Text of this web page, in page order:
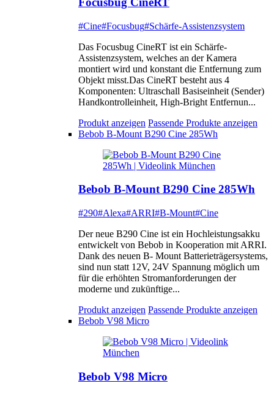
#Cine#Focusbug#Schärfe-Assistenzsystem
Das Focusbug CineRT ist ein Schärfe-
Assistenzsystem, welches an der Kamera
montiert wird und konstant die Entfernung zum
Objekt misst.Das CineRT besteht aus 4
Komponenten: Ultraschall Basiseinheit (Sender)
Handkontrolleinheit, High-Bright Entfernun...
Produkt anzeigen Passende Produkte anzeigen
Bebob B-Mount B290 Cine 285Wh
Bebob B-Mount B290 Cine 285Wh
#290#Alexa#ARRI#B-Mount#Cine
Der neue B290 Cine ist ein Hochleistungsakku
entwickelt von Bebob in Kooperation mit ARRI.
Dank des neuen B- Mount Batterieträgersystems,
sind nun statt 12V, 24V Spannung möglich um
für die erhöhten Stromanforderungen der
moderne und zukünftige...
Produkt anzeigen Passende Produkte anzeigen
Bebob V98 Micro
Bebob V98 Micro